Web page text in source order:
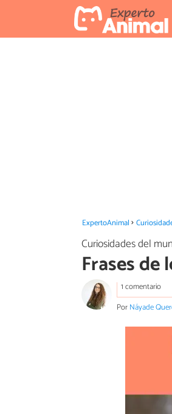
ExpertoAnimal
Curiosidades del
Frases de
1 comentario
PorNáyade